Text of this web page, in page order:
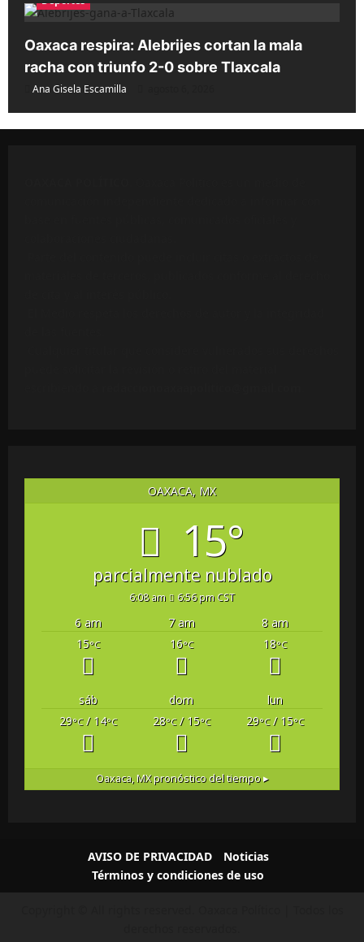
Oaxaca respira: Alebrijes cortan la mala
racha con triunfo 2-0 sobre Tlaxcala
Ana Gisela Escamilla
OAXACA, MX
15°
parcialmente nublado
6:08 am 6:56 pm CST
6 am 7 am
8 am
15°C 16°C 18°C
sáb dom
lun
29°C/ 14°C 28°C/ 15°C 29°C/ 15°C
Oaxaca, MXpronóstico del tiempo ▸
AVISO DE PRIVACIDAD
Noticias
Términos y condiciones de uso